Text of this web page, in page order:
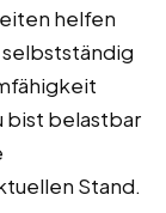
helfen
bist belastbar
Stand.